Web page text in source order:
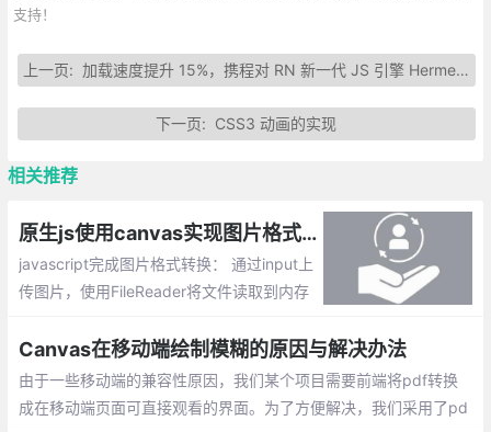
支持！
上一页:加载速度提升 15%，携程对 RN 新一代 JS 引擎 Hermes 的调研
下一页: CSS3 动画的实现
相关推荐
原生js使用canvas实现图片格式webp/png/jpeg在线转换
javascript完成图片格式转换： 通过input上
传图片，使用FileReader将文件读取到内存
URL()方法设置为我们需要的格式，最后将c
anvas转换为图片。
Canvas在移动端绘制模糊的原因与解决办法
由于一些移动端的兼容性原因，我们某个项目需要前端将pdf转换
成在移动端页面可直接观看的界面。为了方便解决，我们采用了pd